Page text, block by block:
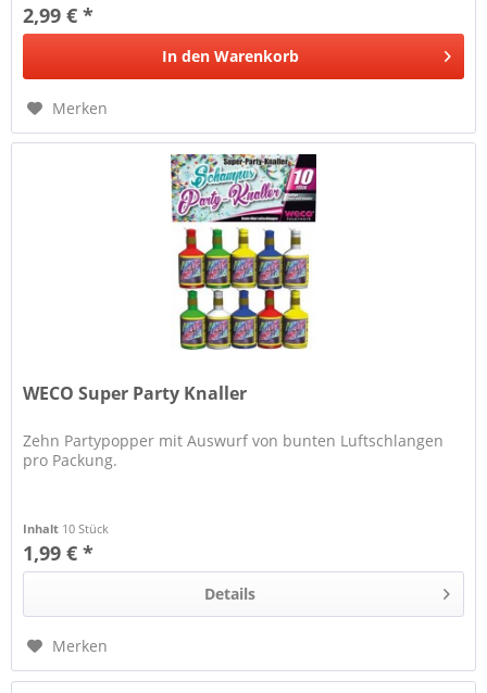
2,99 € *
In den Warenkorb
Merken
WECO Super Party Knaller
Zehn Partypopper mit Auswurf von bunten Luftschlangen
pro Packung.
Inhalt 10 Stück
1,99 € *
Details
Merken